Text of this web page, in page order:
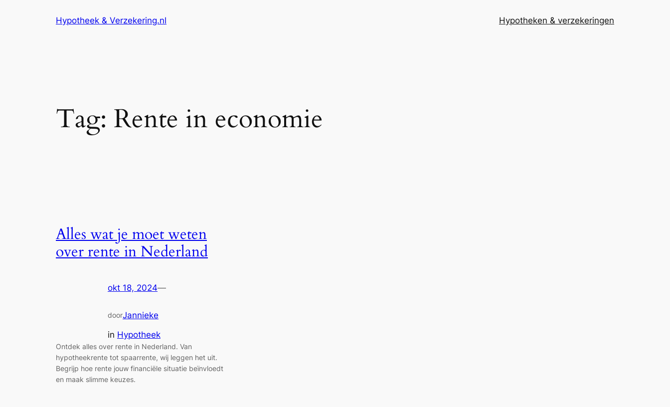
Hypotheek & Verzekering.nl Hypotheken & verzekeringen
Tag: Rente in economie
Alles wat je moet weten
over rente in Nederland
okt 18, 2024—
doorJannieke
in Hypotheek
Ontdek alles over rente in Nederland. Van
hypotheekrente tot spaarrente, wij leggen het uit.
Begrijp hoe rente jouw financiële situatie beïnvloedt
en maak slimme keuzes.